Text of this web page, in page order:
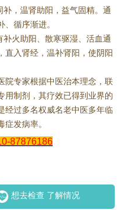
，温肾助阳，益气固精。通
循序渐进。
火助阳、散寒驱湿、活血通
直入肾经，温补肾阳，使阴阳
专家根据中医治本理念，联
用制剂，其疗效已得到业界的
经过多名权威名老中医多年临
发病率。
87876186
想去检查 了解情况